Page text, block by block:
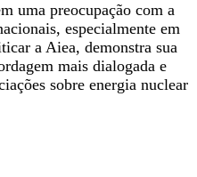
uma preocupação com a
especialmente em
a Aiea, demonstra sua
mais dialogada e
sobre energia nuclear